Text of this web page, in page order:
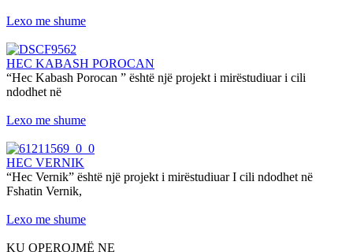
Lexo me shume
HEC KABASH POROCAN
“Hec Kabash Porocan ” është një projekt i mirëstudiuar i cili
ndodhet në
Lexo me shume
HEC VERNIK
“Hec Vernik” është një projekt i mirëstudiuar I cili ndodhet në
Fshatin Vernik,
Lexo me shume
KU OPEROJMË NE